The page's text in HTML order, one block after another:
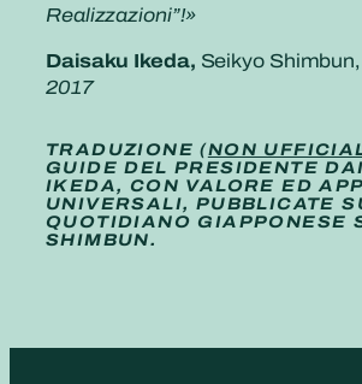
Realizzazioni”!»
Daisaku Ikeda, Seikyo
2017
TRADUZIONE (NON
GUIDE DEL PRESIDENTE
IKEDA, CON VALORE ED
UNIVERSALI, PUBBLICATE
QUOTIDIANO GIAPPONESE
SHIMBUN.